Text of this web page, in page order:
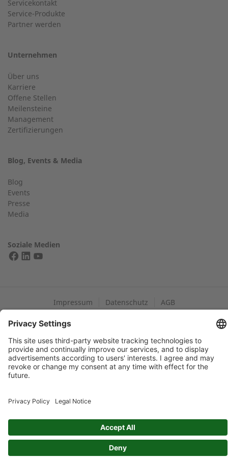
Ort
E-Mail
Telefonnummer
Gasart
Ihre Nachricht:
Datenschutz: Durch das Absenden dieses Formulars
ermächtigen Sie uns, mit Ihnen in Kontakt zu treten und/oder
Zwecke der Bearbeitung Ihrer Anfrage weiterzuleiten.
Newsflash: Ich möchte den Newsflash abonnieren.
Spannende Informationen und Hintergrundberichte rund um
+49 (0) 2568 9347-2707
Kundenservice
Haben Sie allgemeine Fragen?
+49 (0) 2568 9347-0
info@2-g.de
EXPERTEN FINDEN
Servicekontakt
Service-Produkte
Partner werden
Unternehmen
Über uns
Karriere
Offene Stellen
Meilensteine
Management
Zertifizierungen
Blog, Events & Media
Blog
Events
Presse
Media
Soziale Medien
Impressum Datenschutz AGB